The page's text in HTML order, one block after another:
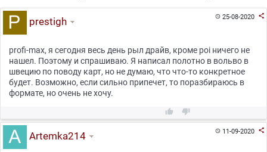
25-08-2020 
prestigh
profi-max, я сегодня весь день рыл драйв, кроме poi ничего не
нашел. Поэтому и спрашиваю. Я написал полотно в вольво в
швецию по поводу карт, но не думаю, что что-то конкретное
будет. Возможно, если сильно припечет, то поразбираюсь в
формате, но очень не хочу.
 
11-09-2020 
Artemka214